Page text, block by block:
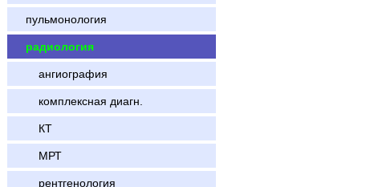
пульмонология
радиология
ангиография
комплексная диагн.
КТ
МРТ
рентгенология